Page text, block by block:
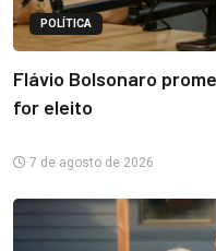
POLÍTICA
Flávio Bolsonaro
for eleito
7 de agosto de 2026